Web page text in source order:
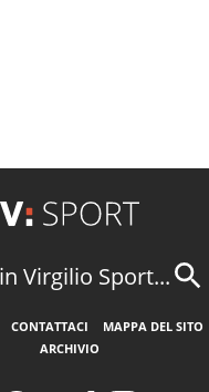
Virgilio Sport...
CONTATTACI MAPPA DEL SITO
ARCHIVIO